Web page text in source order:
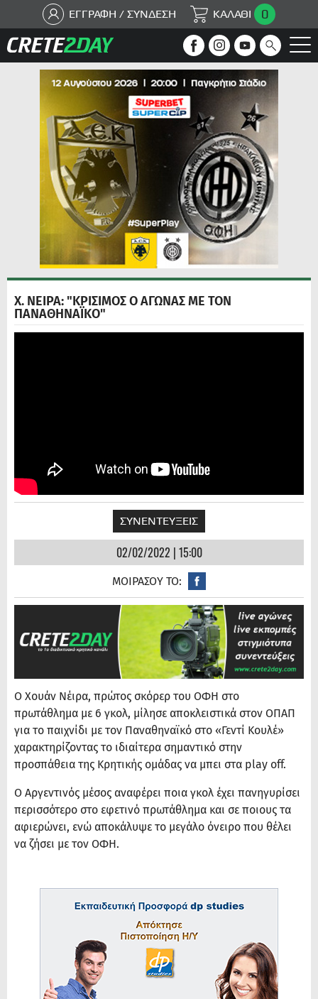
ΕΓΓΡΑΦΗ / ΣΥΝΔΕΣΗ ΚΑΛΑΘΙ 0
Χ. ΝΕΙΡΑ: "ΚΡΙΣΙΜΟΣ Ο ΑΓΩΝΑΣ ΜΕ ΤΟΝ
ΠΑΝΑΘΗΝΑΪΚΟ"
ΣΥΝΕΝΤΕΥΞΕΙΣ
02/02/2022 | 15:00
ΜΟΙΡΑΣΟΥ ΤΟ:
Ο Χουάν Νέιρα, πρώτος σκόρερ του ΟΦΗ στο
πρωτάθλημα με 6 γκολ, μίλησε αποκλειστικά στον ΟΠΑΠ
για το παιχνίδι με τον Παναθηναϊκό στο «Γεντί Κουλέ»
χαρακτηρίζοντας το ιδιαίτερα σημαντικό στην
προσπάθεια της Κρητικής ομάδας να μπει στα play off.
Ο Αργεντινός μέσος αναφέρει ποια γκολ έχει πανηγυρίσει
περισσότερο στο εφετινό πρωτάθλημα και σε ποιους τα
αφιερώνει, ενώ αποκάλυψε το μεγάλο όνειρο που θέλει
να ζήσει με τον ΟΦΗ.